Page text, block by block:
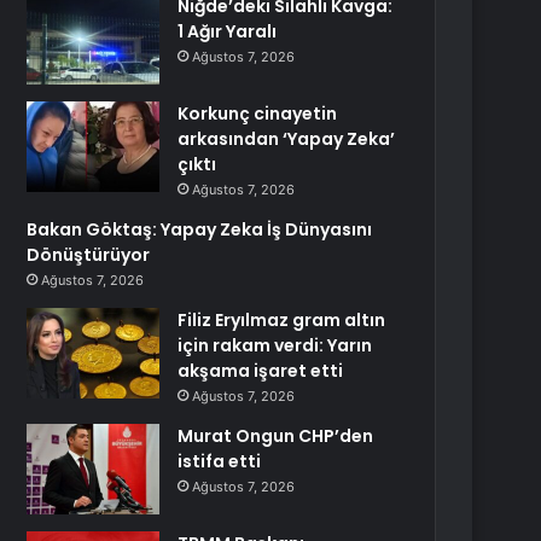
Niğde’deki Silahlı Kavga:
1 Ağır Yaralı
Ağustos 7, 2026
Korkunç cinayetin
arkasından ‘Yapay Zeka’
çıktı
Ağustos 7, 2026
Bakan Göktaş: Yapay Zeka İş Dünyasını
Dönüştürüyor
Ağustos 7, 2026
Filiz Eryılmaz gram altın
için rakam verdi: Yarın
akşama işaret etti
Ağustos 7, 2026
Murat Ongun CHP’den
istifa etti
Ağustos 7, 2026